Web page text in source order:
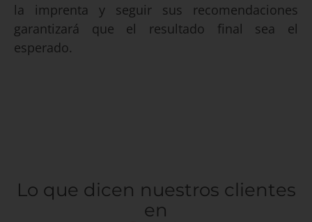
la imprenta y seguir sus recomendaciones
garantizará que el resultado final sea el
esperado.
Lo que dicen nuestros clientes
en